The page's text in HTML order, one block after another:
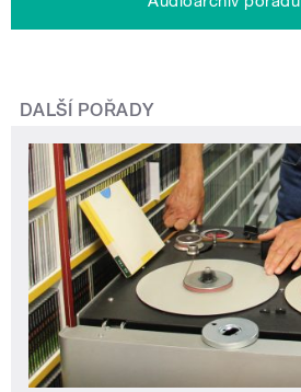
DALŠÍ POŘADY